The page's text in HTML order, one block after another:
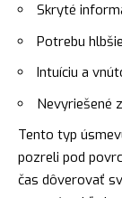
Skryté
Potrebu
Intuíciu a
Nevyriešené
Tento typ
pozreli pod
čas dôverovať